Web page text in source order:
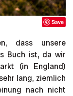
Save
dass unsere
Buch ist, da wir
(in England)
lang, ziemlich
nach nicht